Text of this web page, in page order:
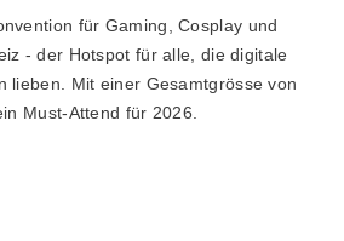
für Gaming, Cosplay und
- der Hotspot für alle, die digitale
lieben. Mit einer Gesamtgrösse von
Must-Attend für 2026.